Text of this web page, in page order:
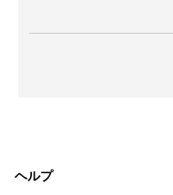
ヘルプ